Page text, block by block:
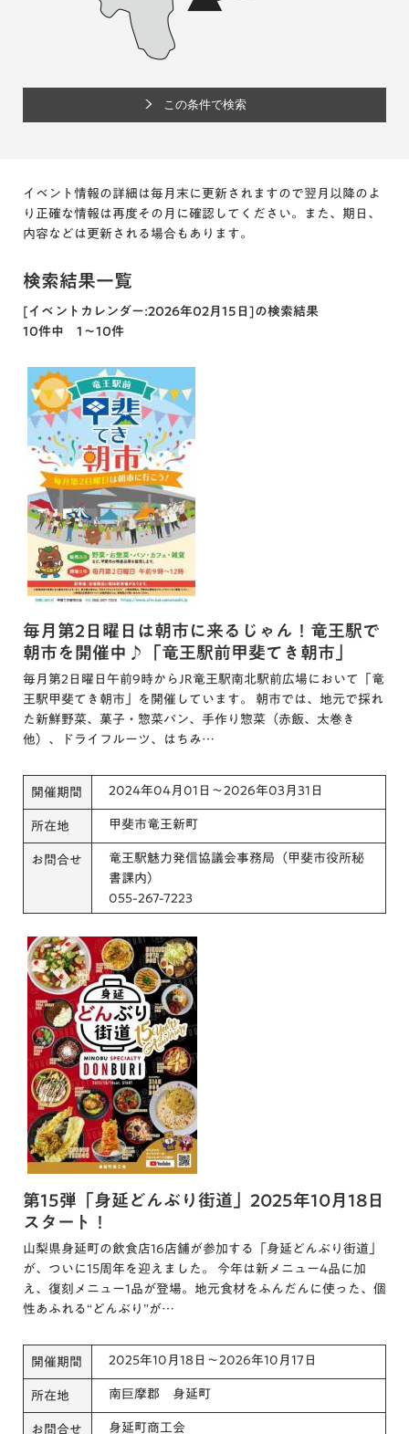
イベント情報の詳細は毎月末に更新されますので翌月以降のよ
り正確な情報は再度その月に確認してください。また、期日、
内容などは更新される場合もあります。
検索結果一覧
[イベントカレンダー:2026年02月15日]の検索結果
10件中 1～10件
毎月第2日曜日は朝市に来るじゃん！竜王駅で
朝市を開催中♪「竜王駅前甲斐てき朝市」
毎月第2日曜日午前9時からJR竜王駅南北駅前広場において「竜
王駅甲斐てき朝市」を開催しています。 朝市では、地元で採れ
た新鮮野菜、菓子・惣菜パン、手作り惣菜（赤飯、太巻き
他）、ドライフルーツ、はちみ…
開催期間 2024年04月01日～2026年03月31日
所在地 甲斐市竜王新町
お問合せ
竜王駅魅力発信協議会事務局（甲斐市役所秘
書課内）
055-267-7223
第15弾「身延どんぶり街道」2025年10月18日
スタート！
山梨県身延町の飲食店16店舗が参加する「身延どんぶり街道」
が、ついに15周年を迎えました。 今年は新メニュー4品に加
え、復刻メニュー1品が登場。地元食材をふんだんに使った、個
性あふれる“どんぶり”が…
開催期間 2025年10月18日～2026年10月17日
所在地 南巨摩郡 身延町
お問合せ 身延町商工会